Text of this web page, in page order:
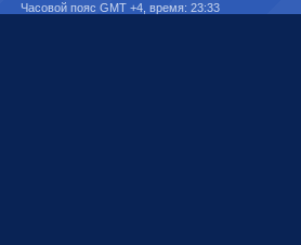
Часовой пояс GMT +4, время: 23:33